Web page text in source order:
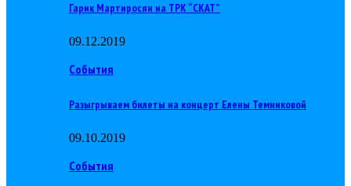
Гарик Мартиросян на ТРК “СКАТ”
09.12.2019
События
Разыгрываем билеты на концерт Елены Темниковой
09.10.2019
События